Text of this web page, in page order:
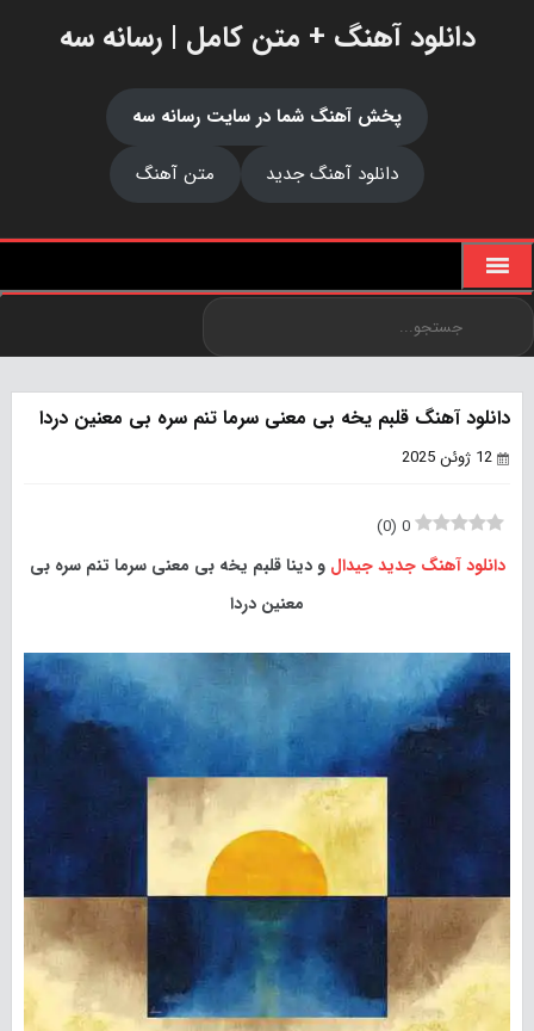
دانلود آهنگ + متن کامل | رسانه سه
پخش آهنگ شما در سایت رسانه سه
دانلود آهنگ جدید
متن آهنگ
دانلود آهنگ قلبم یخه بی معنی سرما تنم سره بی معنین دردا
12 ژوئن 2025
0
(
0
)
دانلود آهنگ جدید جیدال و دینا قلبم یخه بی معنی سرما تنم سره بی
معنین دردا